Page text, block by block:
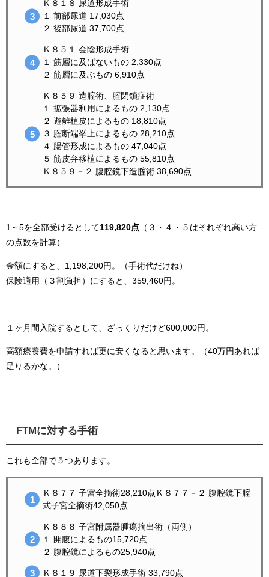
Ｋ８１８ 尿道形成手術
１ 前部尿道 17,030点
２ 後部尿道 37,700点
Ｋ８５１ 会陰形成手術
１ 筋層に及ばないもの 2,330点
２ 筋層に及ぶもの 6,910点
Ｋ８５９ 造腟術、腟閉鎖症術
１ 拡張器利用によるもの 2,130点
２ 遊離植皮によるもの 18,810点
３ 腟断端挙上によるもの 28,210点
４ 腸管形成によるもの 47,040点
５ 筋皮弁移植によるもの 55,810点
Ｋ８５９－２ 腹腔鏡下造腟術 38,690点
1～5を全部受けるとして119,820点 （３・４・５はそれぞれ高い方
の点数を計算）
金額にすると、1,198,200円。（手術代だけね）
保険適用（３割負担）にすると、359,460円。
１ヶ月間入院するとして、ざっくりだけど600,000円。
高額療養費を申請すれば更に安くなると思います。（40万円あれば
足りるかな。）
FTMに対する手術
これも全部で５つあります。
Ｋ８７７ 子宮全摘術28,210点Ｋ８７７－２ 腹腔鏡下腟
式子宮全摘術42,050点
Ｋ８８８ 子宮附属器腫瘍摘出術（両側）
１ 開腹によるもの15,720点
２ 腹腔鏡によるもの25,940点
Ｋ８１９ 尿道下裂形成手術 33,790点